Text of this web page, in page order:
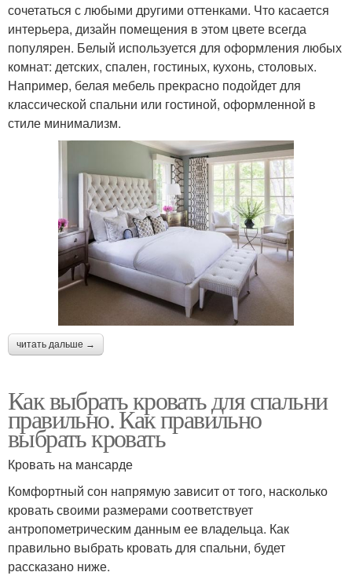
сочетаться с любыми другими оттенками. Что касается
интерьера, дизайн помещения в этом цвете всегда
популярен. Белый используется для оформления любых
комнат: детских, спален, гостиных, кухонь, столовых.
Например, белая мебель прекрасно подойдет для
классической спальни или гостиной, оформленной в
стиле минимализм.
читать дальше →
Как выбрать кровать для спальни
правильно. Как правильно
выбрать кровать
Кровать на мансарде
Комфортный сон напрямую зависит от того, насколько
кровать своими размерами соответствует
антропометрическим данным ее владельца. Как
правильно выбрать кровать для спальни, будет
рассказано ниже.